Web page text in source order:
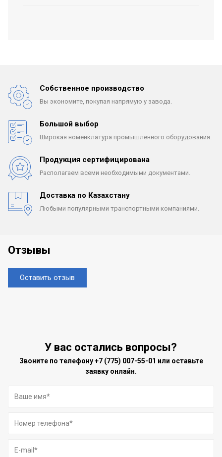
Собственное производство
Вы экономите, покупая напрямую у завода.
Большой выбор
Широкая номенклатура промышленного оборудования.
Продукция сертифицирована
Располагаем всеми необходимыми документами.
Доставка по Казахстану
Любыми популярными транспортными компаниями.
Отзывы
Оставить отзыв
У вас остались вопросы?
Звоните по телефону+7 (775) 007-55-01 или оставьте
заявку онлайн.